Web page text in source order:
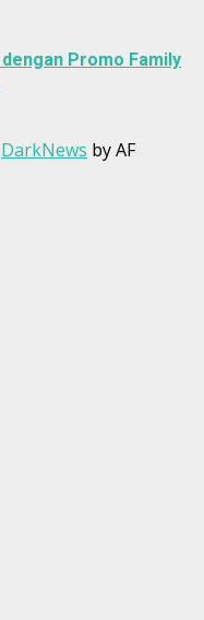
Promo Family
DarkNews by AF